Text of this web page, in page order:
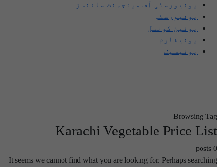
یونیورسٹی آف مینجمنٹ سائنسز
یونیورسٹی
یونین کونسل
یونیفارم
یونیسیف
Browsing Tag
Karachi Vegetable Price List
0 posts
It seems we cannot find what you are looking for. Perhaps searching